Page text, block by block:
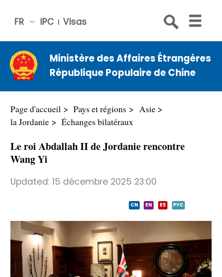
IPC Visas
FR
中文
Engli
sh
Русс
Espa
عربي
Ministère des Affaires Étrangères
République Populaire de Chine
Page d'accueil Pays et régions
Asie
la Jordanie
Échanges bilatéraux
Le roi Abdallah II de Jordanie rencontre
Wang Yi
Updated: 15 décembre 2025 23:00
CN EN ES PYC